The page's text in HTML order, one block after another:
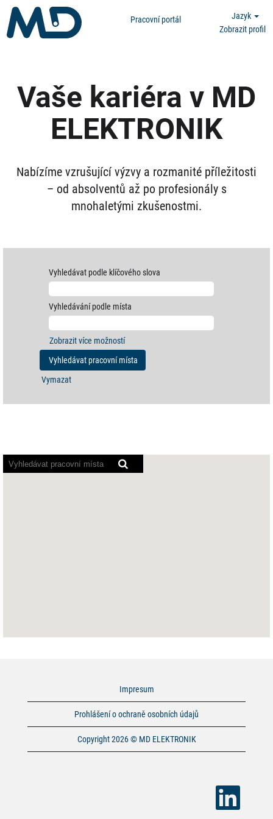
Pracovní portál
Jazyk
Zobrazit profil
Vaše kariéra v MD
ELEKTRONIK
Nabízíme vzrušující výzvy a rozmanité příležitosti
– od absolventů až po profesionály s
mnohaletými zkušenostmi.
Vyhledávat podle klíčového slova
Vyhledávání podle místa
Zobrazit více možností
Vymazat
Čtečky
obrazovky
Impresum
Prohlášení o ochraně osobních údajů
Copyright 2026 © MD ELEKTRONIK
O
v